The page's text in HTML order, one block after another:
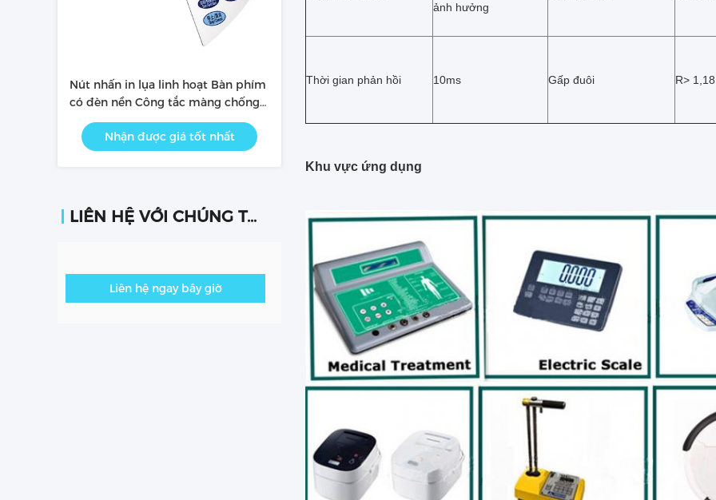
Nút nhấn in lụa linh hoạt Bàn phím
có đèn nền Công tắc màng chống
ăn mòn
Nhận được giá tốt nhất
LIÊN HỆ VỚI CHÚNG TÔI
Liên hệ ngay bây giờ
ảnh hưởng
Thời gian phản hồi 10ms Gấp đuôi R> 1,18
Khu vực ứng dụng